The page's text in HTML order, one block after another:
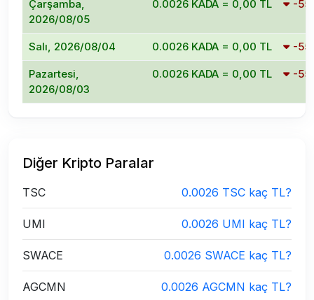
Çarşamba,
2026/08/05
0.0026 KADA = 0,00 TL -
Salı, 2026/08/04 0.0026 KADA = 0,00 TL -
Pazartesi,
2026/08/03
0.0026 KADA = 0,00 TL -
Diğer Kripto Paralar
TSC 0.0026 TSC kaç TL?
UMI 0.0026 UMI kaç TL?
SWACE 0.0026 SWACE kaç TL?
AGCMN 0.0026 AGCMN kaç TL?